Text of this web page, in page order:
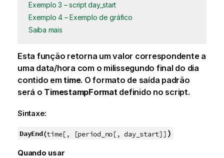
Exemplo 3 – script day_start
Exemplo 4 – Exemplo de gráfico
Saiba mais
Esta função retorna um valor correspondente a
uma data/hora com o milissegundo final do dia
contido em time. O formato de saída padrão
será o TimestampFormatdefinido no script.
Sintaxe:
DayEnd(time[, [period_no[, day_start]] )
Quando usar